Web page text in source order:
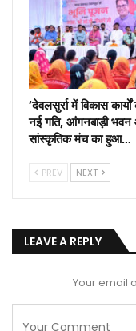
’देवलसुर्रा में विकास कार्यों
नई गति, आंगनबाड़ी
सांस्कृतिक मंच का हुआ…
PREV NEXT
LEAVE A REPLY
Your email